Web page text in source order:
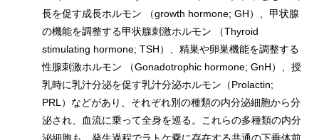
長を促す成長ホルモン （growth hormone; GH）、甲状腺
の機能を調整する甲状腺刺激ホルモン （Thyroid
stimulating hormone; TSH）、精巣や卵巣機能を調整する
性腺刺激ホルモン （Gonadotrophic hormone; GnH）、授
乳時に乳汁分泌を促す乳汁分泌ホルモン（Prolactin;
PRL）などがあり、それぞれ別の種類の内分泌細胞から分
泌され、血流に乗って全身を巡る。これらの多種類の内分